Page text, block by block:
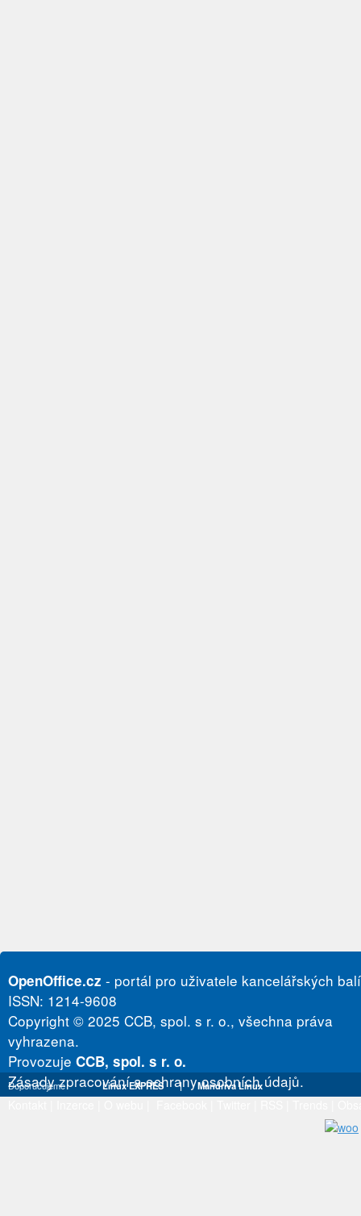
OpenOffice.cz - portál pro uživatele kancelářských
ISSN: 1214-9608
Copyright © 2025 CCB, spol. s r. o., všechna práva
vyhrazena.
Provozuje CCB, spol. s r. o.
Zásady zpracování a ochrany osobních údajů.
Doporučujeme Linux EXPRES | Mandriva Linux